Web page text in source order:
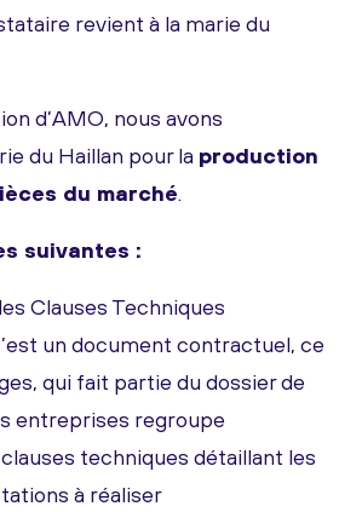
revient à la marie du
d’AMO, nous avons
du Haillan pour la production
du marché.
suivantes :
Clauses Techniques
un document contractuel, ce
qui fait partie du dossier de
entreprises regroupe
techniques détaillant les
à réaliser